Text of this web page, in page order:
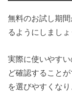
無料のお試し期
るようにしましょ
実際に使いやす
ど確認すること
を選びやすくな